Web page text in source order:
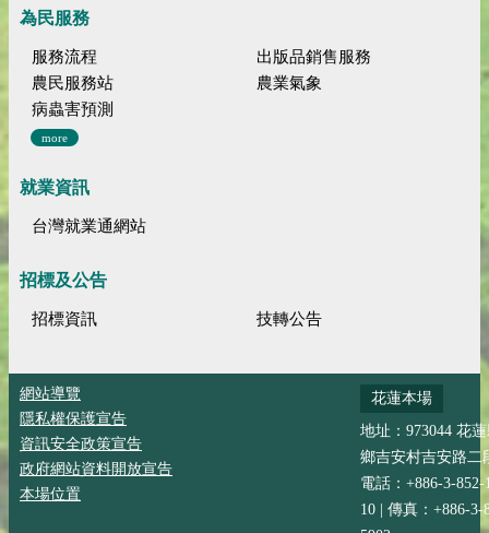
為民服務
服務流程
出版品銷售服務
農民服務站
農業氣象
病蟲害預測
more
就業資訊
台灣就業通網站
招標及公告
招標資訊 技轉公告
網站導覽
隱私權保護宣告
資訊安全政策宣告
政府網站資料開放宣告
本場位置
花蓮本場
地址：973044 花
鄉吉安村吉安路二
電話：+886-3-852-
10 | 傳真：+886-3-